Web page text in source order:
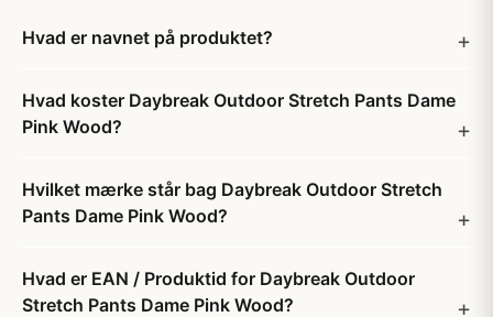
Hvad er navnet på produktet?
Hvad koster Daybreak Outdoor Stretch Pants Dame
Pink Wood?
Hvilket mærke står bag Daybreak Outdoor Stretch
Pants Dame Pink Wood?
Hvad er EAN / Produktid for Daybreak Outdoor
Stretch Pants Dame Pink Wood?